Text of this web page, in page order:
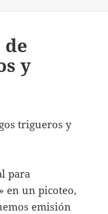
y
para
en un picoteo,
emisión